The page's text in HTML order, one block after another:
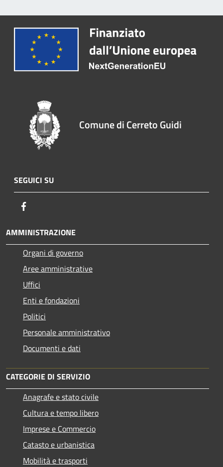
Comune di Cerreto Guidi
SEGUICI SU
AMMINISTRAZIONE
Organi di governo
Aree amministrative
Uffici
Enti e fondazioni
Politici
Personale amministrativo
Documenti e dati
CATEGORIE DI SERVIZIO
Anagrafe e stato civile
Cultura e tempo libero
Imprese e Commercio
Catasto e urbanistica
Mobilità e trasporti